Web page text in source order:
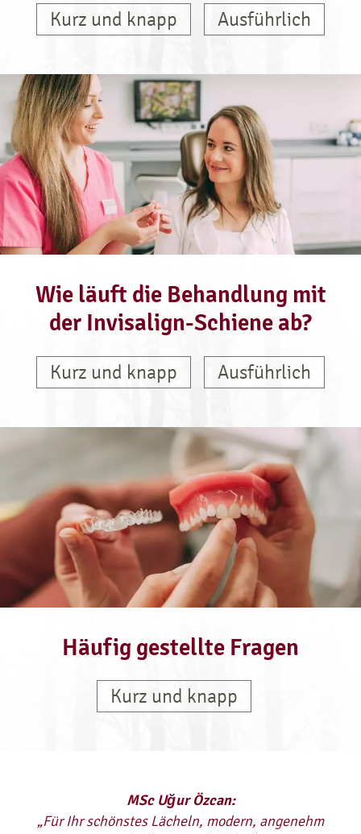
Kurz und knapp Ausführlich
Wie läuft die Behandlung mit
der Invisalign-Schiene ab?
Kurz und knapp Ausführlich
Häufig gestellte Fragen
Kurz und knapp
MSc Uğur Özcan:
„Für Ihr schönstes Lächeln, modern, angenehm